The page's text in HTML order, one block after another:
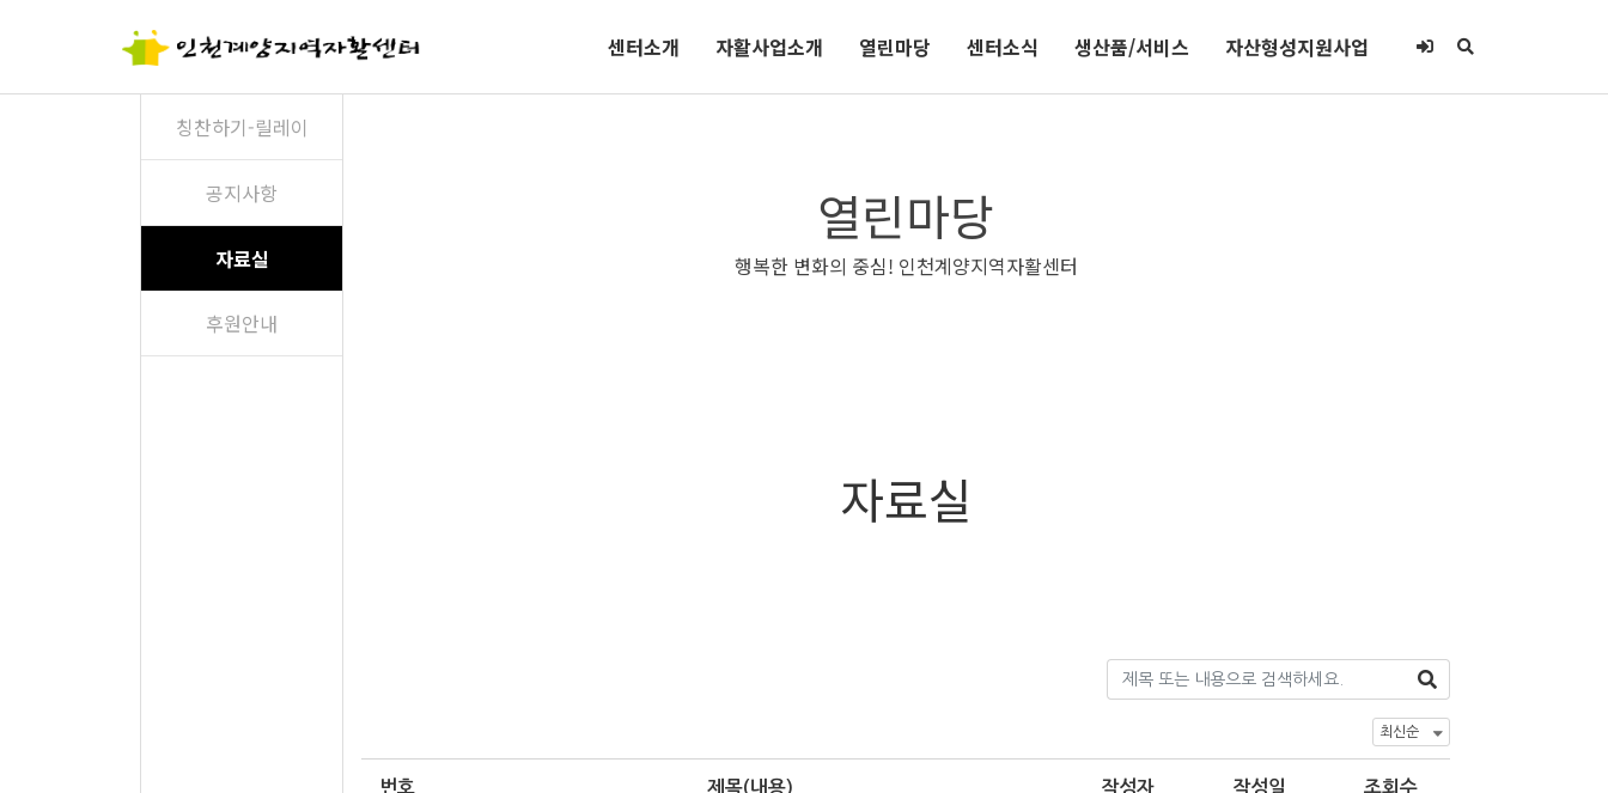
센터소개 자활사업소개 열린마당 센터소식 생산품/서비스 자산형성지원사업
칭찬하기-릴레이
공지사항
자료실
후원안내
열린마당
행복한 변화의 중심! 인천계양지역자활센터
자료실
번호 제목(내용) 작성자 작성일 조회수